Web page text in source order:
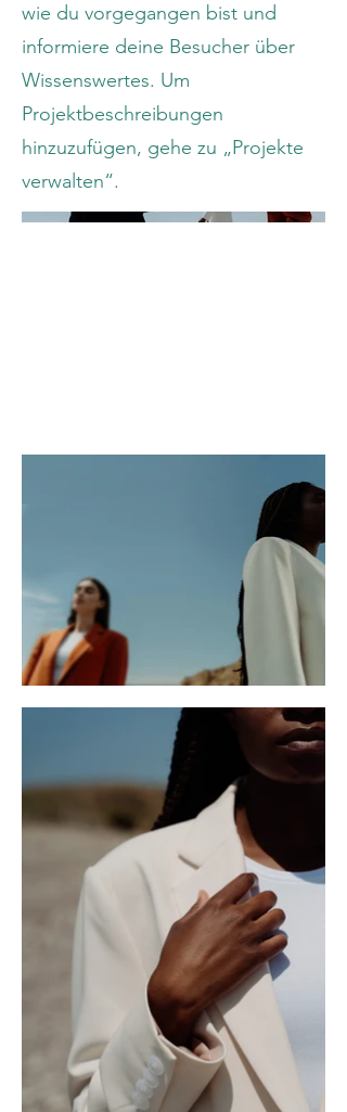
wie du vorgegangen bist und
informiere deine Besucher über
Wissenswertes. Um
Projektbeschreibungen
hinzuzufügen, gehe zu „Projekte
verwalten“.